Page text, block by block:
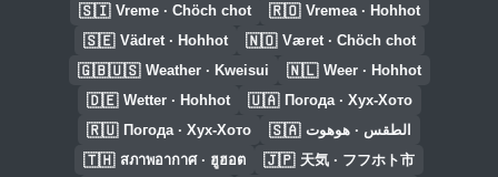
🇸🇮 Vreme · Chöch chot 🇷🇴 Vremea · Hohhot
🇸🇪 Vädret · Hohhot 🇳🇴 Været · Chöch chot
🇬🇧🇺🇸 Weather · Kweisui 🇳🇱 Weer · Hohhot
🇩🇪 Wetter · Hohhot 🇺🇦 Погода · Хух-Хото
🇷🇺 Погода · Хух-Хото 🇸🇦 الطقس · هوهوت
🇹🇭 สภาพอากาศ · ฮูฮอต 🇯🇵 天気 · フフホト市